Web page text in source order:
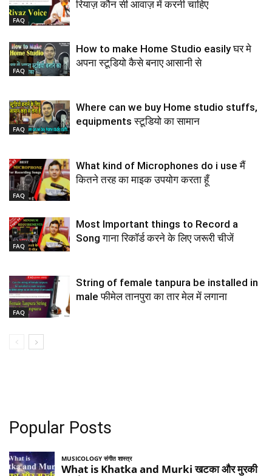
FAQ
रियाज़ कौन सी आवाज़ में करनी चाहिए
FAQ
How to make Home Studio easily घर मे
अपना स्टूडियो कैसे बनाए आसानी से
FAQ
Where can we buy Home studio stuffs,
equipments स्टूडियो का सामान
FAQ
What kind of Microphones do i use मैं
कितने तरह का माइक उपयोग करता हूँ
FAQ
Most Important things to Record a
Song गाना रिकॉर्ड करने के लिए जरूरी चीजें
FAQ
String of female tanpura be installed in
male फीमेल तानपुरा का तार मेल में लगाना
Popular Posts